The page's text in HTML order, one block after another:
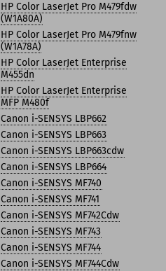
HP Color LaserJet Pro M479fdw
(W1A80A)
HP Color LaserJet Pro M479fnw
(W1A78A)
HP Color LaserJet Enterprise
M455dn
HP Color LaserJet Enterprise
MFP M480f
Canon i-SENSYS LBP662
Canon i-SENSYS LBP663
Canon i-SENSYS LBP663cdw
Canon i-SENSYS LBP664
Canon i-SENSYS MF740
Canon i-SENSYS MF741
Canon i-SENSYS MF742Cdw
Canon i-SENSYS MF743
Canon i-SENSYS MF744
Canon i-SENSYS MF744Cdw